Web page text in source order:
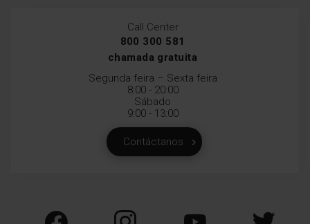
Call Center
800 300 581
chamada gratuita
Segunda feira – Sexta feira
8:00 - 20:00
Sábado
9:00 - 13:00
Contáctanos